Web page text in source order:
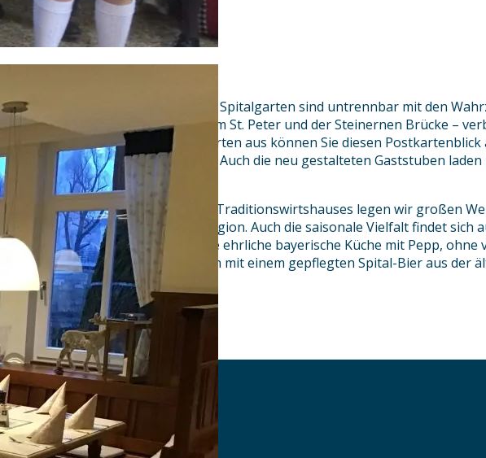
Das St. Katharinenspital und der Spitalgarten sind untrennbar mit den
der Stadt Regensburg – dem Dom St. Peter und der Steinernen Brücke –
Von unserem gepflegten Biergarten aus können Sie diesen Postkartenblick
Regensburgs Altstadt genießen. Auch die neu gestalteten Gaststuben laden
Verweilen ein.
In der Küche des Regensburger Traditionswirtshauses legen wir großen
frische Produkte aus unserer Region. Auch die saisonale Vielfalt findet sich
unserer Speisekarte wieder. Eine ehrliche bayerische Küche mit Pepp, ohne
Abgerundet wird ein gutes Essen mit einem gepflegten Spital-Bier aus der
Brauerei Regensburgs.
AKTUELLES
DOWNLOADS
DATENSCHUTZ
IMPRESSUM